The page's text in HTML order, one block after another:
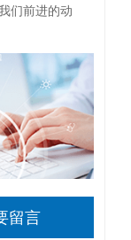
们前进的动
留言